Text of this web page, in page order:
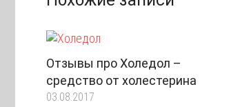
Отзывы про Холедол –
средство от холестерина
03.08.2017